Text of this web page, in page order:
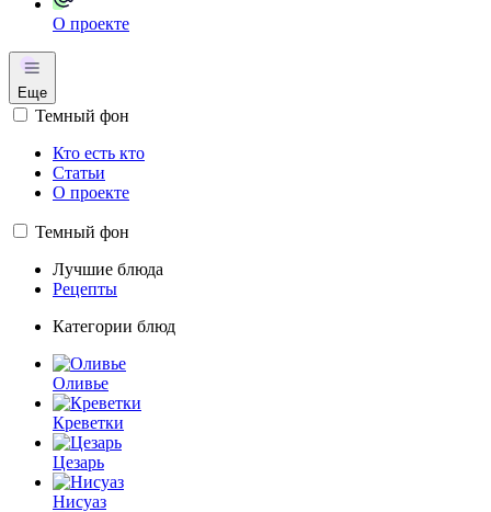
О проекте
Еще
Темный фон
Кто есть кто
Статьи
О проекте
Темный фон
Лучшие блюда
Рецепты
Категории блюд
Оливье
Креветки
Цезарь
Нисуаз